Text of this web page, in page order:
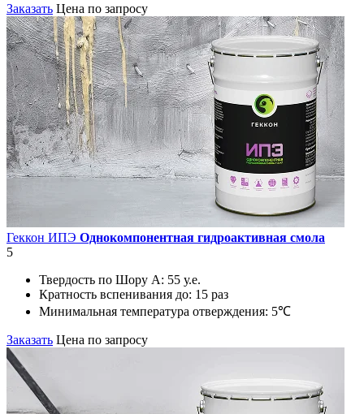
Заказать Цена по запросу
Геккон ИПЭ Однокомпонентная гидроактивная смола
5
Твердость по Шору А: 55 у.е.
Кратность вспенивания до: 15 раз
Минимальная температура отверждения: 5℃
Заказать Цена по запросу